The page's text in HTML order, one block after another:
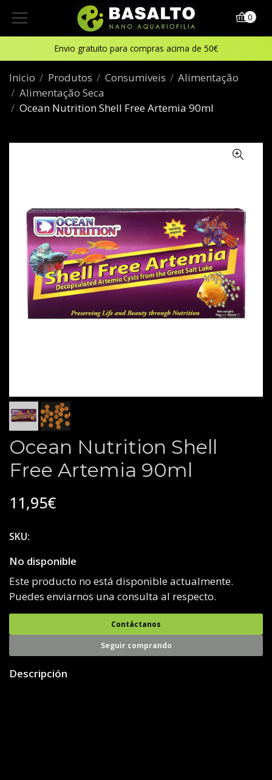
Envio gratuito para compras acima de 50€
0
Inicio Produtos Consumiveis
Alimentação
Alimentação Seca
Ocean Nutrition Shell Free Artemia 90ml
Ocean Nutrition Shell
Free Artemia 90ml
11,95€
SKU:
No disponible
Este producto no está disponible actualmente.
Puedes enviarnos una consulta al respecto.
Contáctanos
Seguir comprando
Descripción